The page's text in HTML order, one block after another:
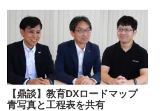
【鼎談】教育DXロードマップ
青写真と工程表を共有